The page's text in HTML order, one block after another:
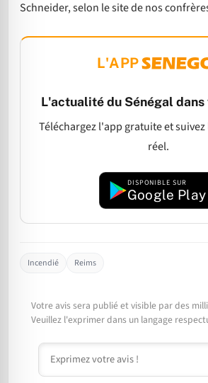
Schneider, selon le site de nos
L'APP
L'actualité du Sénégal dans
Téléchargez l'app gratuite et
réel.
DISPONIBLE SUR
Google Play
Incendié Reims
Votre avis sera publié et visible par des
Veuillez l'exprimer dans un langage
Commentaire